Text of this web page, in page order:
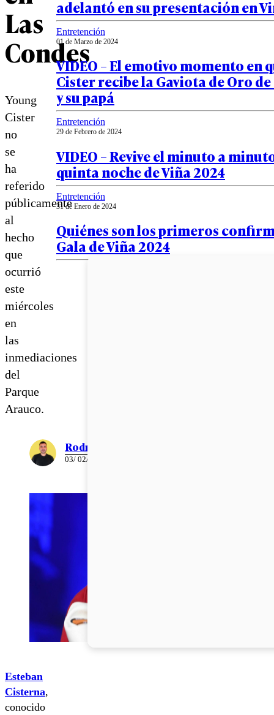
Las
Condes
Young
Cister
no
se
ha
referido
públicamente
al
hecho
que
ocurrió
este
miércoles
en
las
inmediaciones
del
Parque
Arauco.
Rodrigo León
03/ 02/ 2023
Esteban
Cisterna,
conocido
adelantó en su presentación en
Entretención
01 de Marzo de 2024
VIDEO – El emotivo momento en
Cister recibe la Gaviota de Oro
y su papá
Entretención
29 de Febrero de 2024
VIDEO – Revive el minuto a
quinta noche de Viña 2024
Entretención
31 de Enero de 2024
Quiénes son los primeros
Gala de Viña 2024